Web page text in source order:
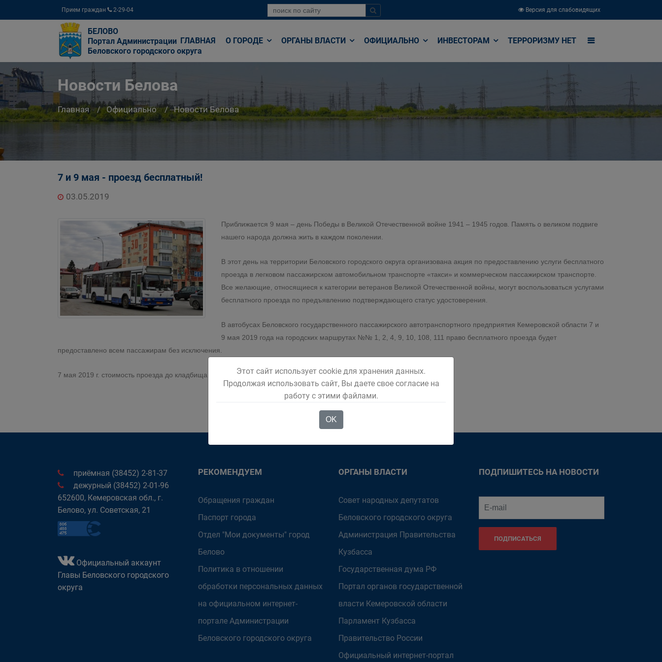
Прием граждан 2-29-04 Версия для слабовидящих
БЕЛОВО
Портал Администрации
Беловского городского округа
ГЛАВНАЯ О ГОРОДЕ ОРГАНЫ ВЛАСТИ ОФИЦИАЛЬНО ИНВЕСТОРАМ ТЕРРОРИЗМУ НЕТ
Новости Белова
Главная Официально Новости Белова
7 и 9 мая - проезд бесплатный!
03.05.2019
Приближается 9 мая – день Победы в Великой Отечественной войне 1941 – 1945 годов. Память о великом подвиге
нашего народа должна жить в каждом поколении.
В этот день на территории Беловского городского округа организована акция по предоставлению услуги бесплатного
проезда в легковом пассажирском автомобильном транспорте «такси» и коммерческом пассажирском транспорте.
Все желающие, относящиеся к категории ветеранов Великой Отечественной войны, могут воспользоваться услугами
бесплатного проезда по предъявлению подтверждающего статус удостоверения.
В автобусах Беловского государственного пассажирского автотранспортного предприятия Кемеровской области 7 и
9 мая 2019 года на городских маршрутах №№ 1, 2, 4, 9, 10, 108, 111 право бесплатного проезда будет
предоставлено всем пассажирам без исключения.
7 мая 2019 г. стоимость проезда до кладбища 20 рублей без льгот.
приёмная (38452) 2-81-37
дежурный (38452) 2-01-96
652600, Кемеровская обл., г.
Белово, ул. Советская, 21
Официальный аккаунт
Главы Беловского городского
округа
РЕКОМЕНДУЕМ
Обращения граждан
Паспорт города
Отдел "Мои документы" город
Белово
Политика в отношении
обработки персональных данных
на официальном интернет-
портале Администрации
Беловского городского округа
ОРГАНЫ ВЛАСТИ
Совет народных депутатов
Беловского городского округа
Администрация Правительства
Кузбасса
Государственная дума РФ
Портал органов государственной
власти Кемеровской области
Парламент Кузбасса
Правительство России
Официальный интернет-портал
ПОДПИШИТЕСЬ НА НОВОСТИ
ПОДПИСАТЬСЯ
Этот сайт использует cookie для хранения данных.
Продолжая использовать сайт, Вы даете свое согласие на
работу с этими файлами.
OK